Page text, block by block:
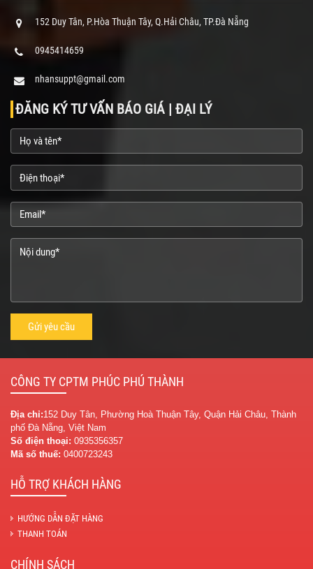
152 Duy Tân, P.Hòa Thuận Tây, Q.Hải Châu, TP.Đà Nẵng
0945414659
nhansuppt@gmail.com
ĐĂNG KÝ TƯ VẤN BÁO GIÁ | ĐẠI LÝ
CÔNG TY CPTM PHÚC PHÚ THÀNH
Địa chỉ:152 Duy Tân, Phường Hoà Thuận Tây, Quận Hải Châu, Thành
phố Đà Nẵng, Việt Nam
Số điện thoại: 0935356357
Mã số thuế: 0400723243
HỖ TRỢ KHÁCH HÀNG
HƯỚNG DẪN ĐẶT HÀNG
THANH TOÁN
CHÍNH SÁCH